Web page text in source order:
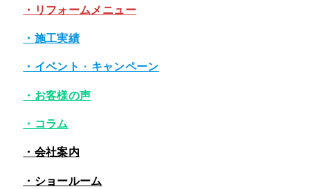
・リフォームメニュー
・施工実績
・イベント ・ キャンペーン
・お客様の声
・コラム
・会社案内
・ショールーム